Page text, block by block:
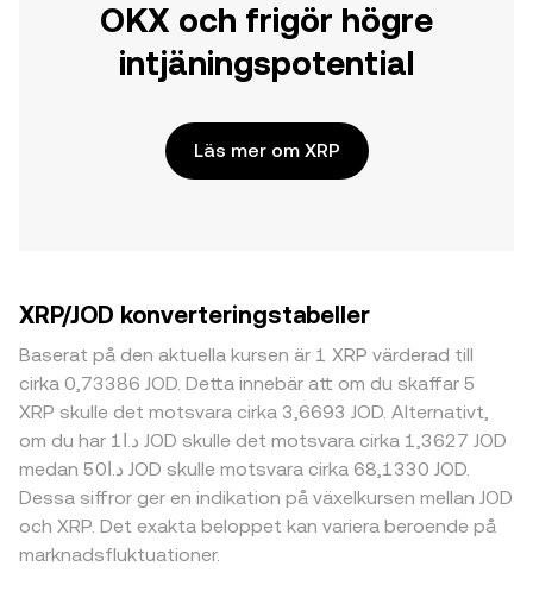
OKX och frigör högre
intjäningspotential
Läs mer om XRP
XRP/JOD konverteringstabeller
Baserat på den aktuella kursen är 1 XRP värderad till
cirka 0,73386 JOD. Detta innebär att om du skaffar 5
XRP skulle det motsvara cirka 3,6693 JOD. Alternativt,
om du har د.ا1 JOD skulle det motsvara cirka 1,3627 JOD
medan د.ا50 JOD skulle motsvara cirka 68,1330 JOD.
Dessa siffror ger en indikation på växelkursen mellan JOD
och XRP. Det exakta beloppet kan variera beroende på
marknadsfluktuationer.